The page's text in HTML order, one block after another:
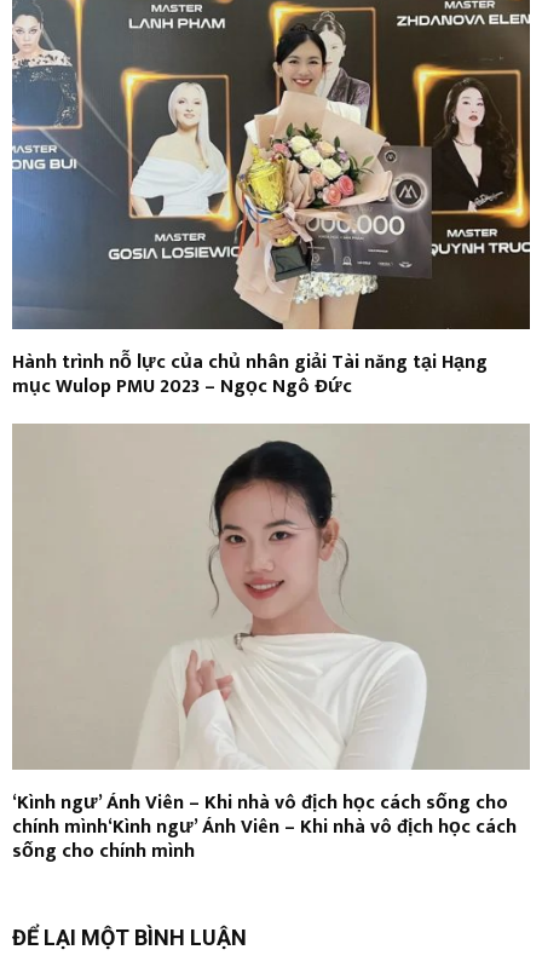
Hành trình nỗ lực của chủ nhân giải Tài năng tại Hạng
mục Wulop PMU 2023 – Ngọc Ngô Đức
‘Kình ngư’ Ánh Viên – Khi nhà vô địch học cách sống cho
chính mình‘Kình ngư’ Ánh Viên – Khi nhà vô địch học cách
sống cho chính mình
ĐỂ LẠI MỘT BÌNH LUẬN